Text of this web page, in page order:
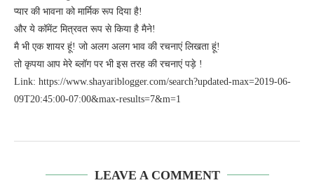
प्यार की भावना को मार्मिक रूप दिया है!
और ये कॉमेंट मित्रवत रूप से किया है मैने!
मै भी एक शायर हूं! जो अलग अलग भाव की रचनाएं लिखता हूं!
तो कृपया आप मेरे ब्लॉग पर भी इस तरह की रचनाएं पड़े !
Link: https://www.shayariblogger.com/search?updated-max=2019-06-
09T20:45:00-07:00&max-results=7&m=1
LEAVE A COMMENT